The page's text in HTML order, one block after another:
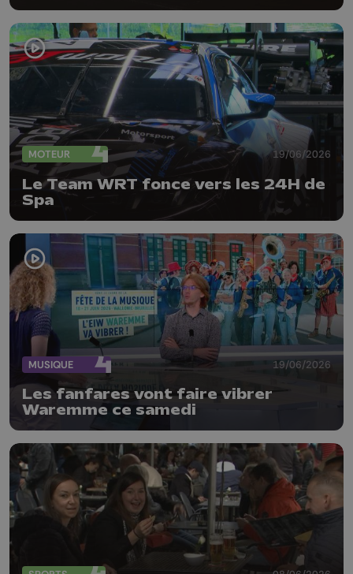
MOTEUR 19/06/2026
Le Team WRT fonce vers les 24H de
Spa
MUSIQUE 19/06/2026
Les fanfares vont faire vibrer
Waremme ce samedi